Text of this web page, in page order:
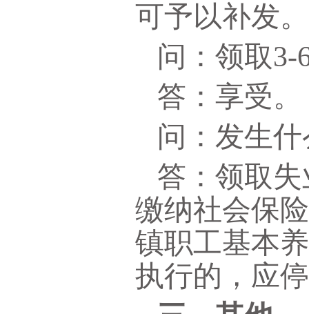
可予以补发。
问：领取
答：享受。
问：发生
答：领取
缴纳社会保
镇职工基本
执行的，应